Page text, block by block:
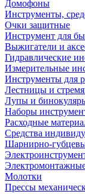
Домофоны
Инструменты,
Очки защитные
Инструмент для
Выжигатели и
Гидравлические
Измерительные
Инструменты для
Лестницы и
Лупы и
Наборы
Расходные
Средства
Шарнирно-
Молотки
Прессы